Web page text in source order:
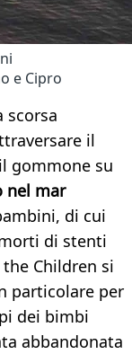
e Cipro
scorsa
il
gommone su
nel mar
di cui
di stenti
Children si
particolare per
dei bimbi
abbandonata